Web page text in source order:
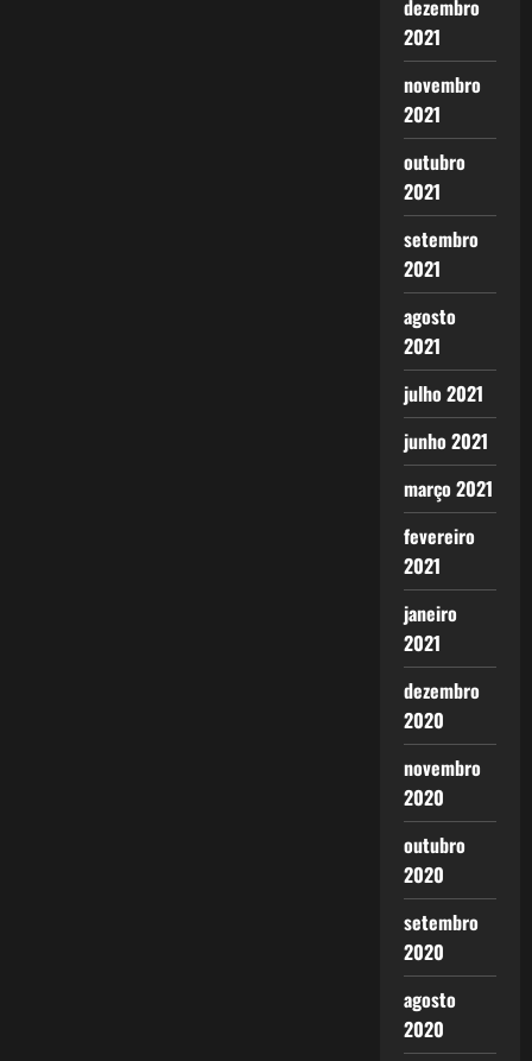
dezembro
2021
novembro
2021
outubro
2021
setembro
2021
agosto
2021
julho 2021
junho 2021
março 2021
fevereiro
2021
janeiro
2021
dezembro
2020
novembro
2020
outubro
2020
setembro
2020
agosto
2020